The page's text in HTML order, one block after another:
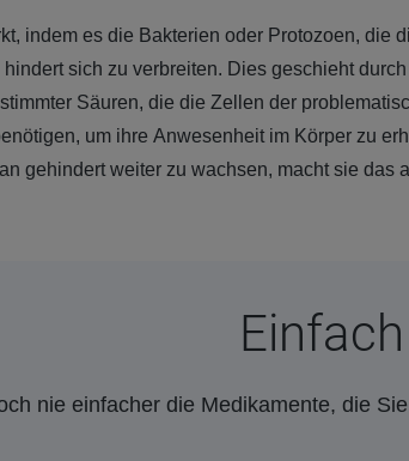
indem es die Bakterien oder Protozoen, die
sich zu verbreiten. Dies geschieht
Säuren, die die Zellen der
um ihre Anwesenheit im Körper zu
gehindert weiter zu wachsen, macht sie das
nie einfacher die Medikamente, die